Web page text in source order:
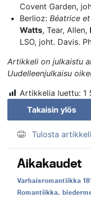
Covent Garden,
Berlioz: Béatrice
Watts, Tear, Allen,
LSO, joht. Davis.
Artikkeli on julkaistu
Uudelleenjulkaisu
Artikkelia luettu: 1
Takaisin ylös
Tulosta artikkeli
Aikakaudet
Aikakausi:
Varhaisromantiikka
Aikakausi:
Romantiikka,